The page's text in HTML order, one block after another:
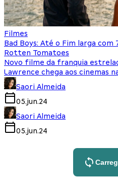
Filmes
Bad Boys: Até o Fim larga com
Rotten Tomatoes
Novo filme da franquia
Lawrence chega aos cinemas
Saori Almeida
05.jun.24
Saori Almeida
05.jun.24